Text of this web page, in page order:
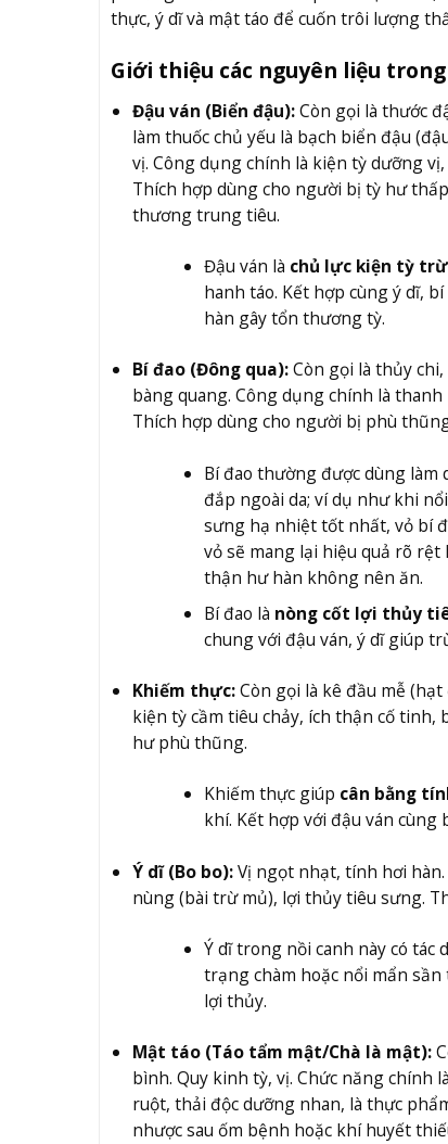
thực, ý dĩ và mật táo để cuốn trôi lượng
Giới thiệu các nguyên liệu
Đậu ván (Biển đậu):Còn gọi là thước
làm thuốc chủ yếu là bạch biển đậu
vị. Công dụng chính là kiện tỳ dưỡng
Thích hợp dùng cho người bị tỳ hư
thương trung tiêu.
Đậu ván là chủ lực kiện tỳ
hanh táo. Kết hợp cùng ý dĩ,
hàn gây tổn thương tỳ.
Bí đao (Đông qua):Còn gọi là thủy chi,
bàng quang. Công dụng chính là
Thích hợp dùng cho người bị phù
Bí đao thường được dùng làm
đắp ngoài da; ví dụ như khi
sưng hạ nhiệt tốt nhất, vỏ bí
vỏ sẽ mang lại hiệu quả rõ
thận hư hàn không nên ăn.
Bí đao là nòng cốt lợi thủy
chung với đậu ván, ý dĩ giúp
Khiếm thực:Còn gọi là kê đầu mễ
kiện tỳ cầm tiêu chảy, ích thận cố
hư phù thũng.
Khiếm thực giúp cân bằng
khí. Kết hợp với đậu ván
Ý dĩ (Bo bo):Vị ngọt nhạt, tính hơi
nùng (bài trừ mủ), lợi thủy tiêu sưng.
Ý dĩ trong nồi canh này có tác
trạng chàm hoặc nổi mẩn
lợi thủy.
Mật táo (Táo tẩm mật/Chà là mật):
bình. Quy kinh tỳ, vị. Chức năng chính
ruột, thải độc dưỡng nhan, là thực
nhược sau ốm bệnh hoặc khí huyết